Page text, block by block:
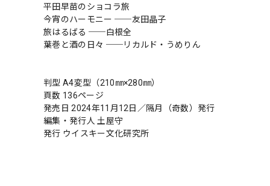
平田早苗のショコラ旅
今宵のハーモニー ──友田晶子
旅はるばる ──白根全
葉巻と酒の日々 ──リカルド・うめりん
判型 A4変型（210㎜×280㎜）
頁数 136ページ
発売日 2024年11月12日／隔月（奇数）発行
編集・発行人 土屋守
発行 ウイスキー文化研究所